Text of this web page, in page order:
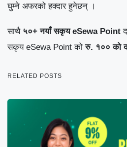
घुम्ने अफरको हक्दार हुनेछन् ।
साथै ५०+ नयाँ सकृय eSewa Point
सकृय eSewa Point कोरु. १०० को
RELATED POSTS